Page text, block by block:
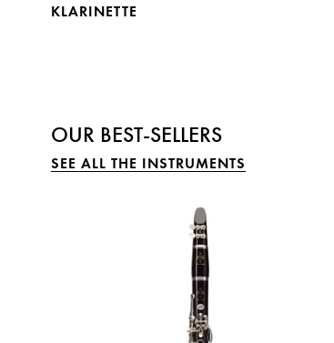
KLARINETTE
OUR BEST-SELLERS
SEE ALL THE INSTRUMENTS